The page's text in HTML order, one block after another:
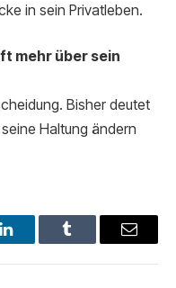
in sein Privatleben.
mehr über sein
Bisher deutet
Haltung ändern
LinkedInTumblr Email